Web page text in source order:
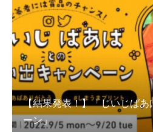
【結果発表！】「じいじば
ーン」